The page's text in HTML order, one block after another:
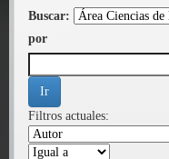
Buscar:
por
Filtros actuales: